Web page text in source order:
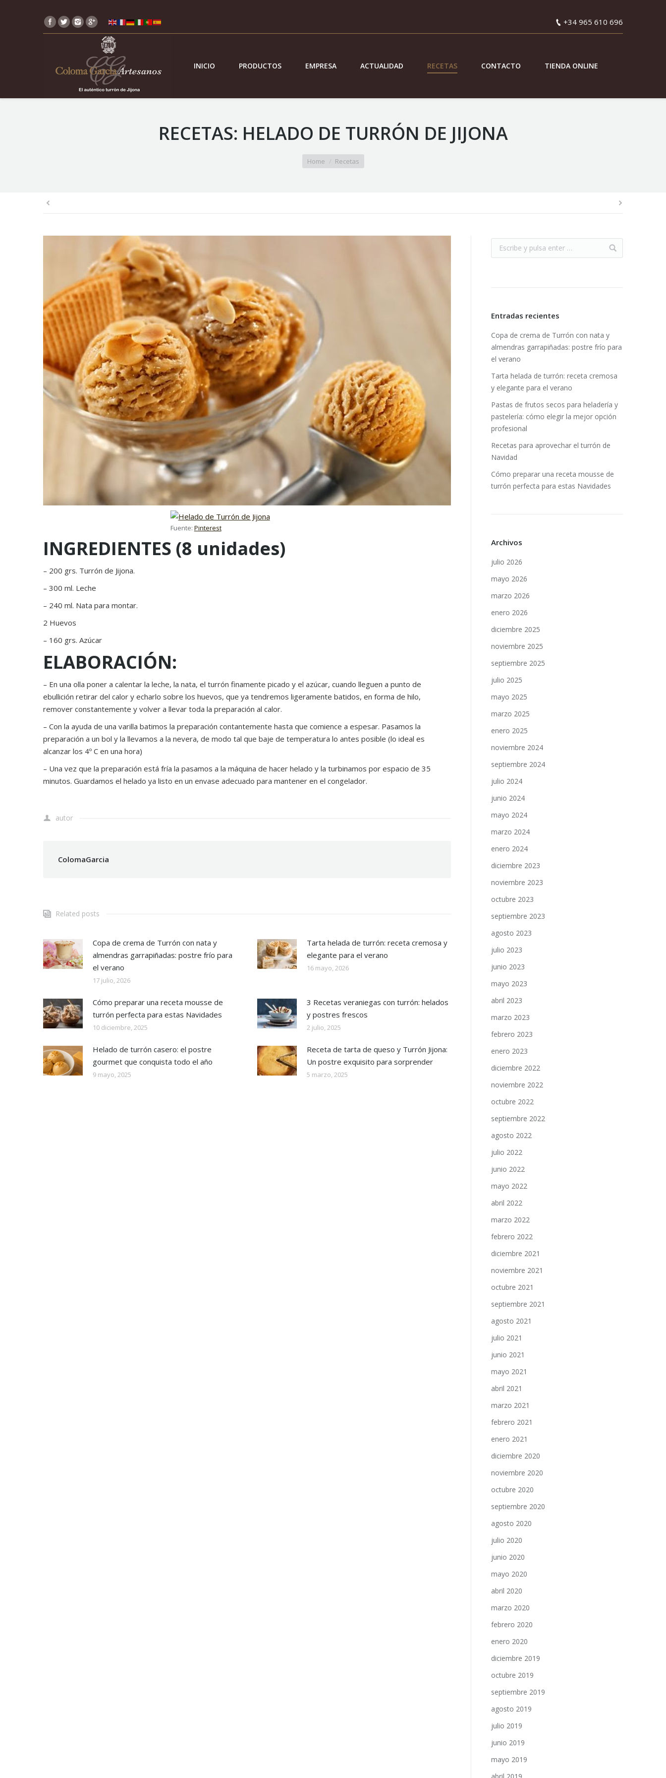
+34 965 610 696
INICIO PRODUCTOS EMPRESA ACTUALIDAD RECETAS CONTACTO TIENDA ONLINE
RECETAS: HELADO DE TURRÓN DE JIJONA
Home Recetas
Fuente: Pinterest
INGREDIENTES (8 unidades)
– 200 grs. Turrón de Jijona.
– 300 ml. Leche
– 240 ml. Nata para montar.
2 Huevos
– 160 grs. Azúcar
ELABORACIÓN:
– En una olla poner a calentar la leche, la nata, el turrón finamente picado y el azúcar, cuando lleguen a punto de
ebullición retirar del calor y echarlo sobre los huevos, que ya tendremos ligeramente batidos, en forma de hilo,
remover constantemente y volver a llevar toda la preparación al calor.
– Con la ayuda de una varilla batimos la preparación contantemente hasta que comience a espesar. Pasamos la
preparación a un bol y la llevamos a la nevera, de modo tal que baje de temperatura lo antes posible (lo ideal es
alcanzar los 4º C en una hora)
– Una vez que la preparación está fría la pasamos a la máquina de hacer helado y la turbinamos por espacio de 35
minutos. Guardamos el helado ya listo en un envase adecuado para mantener en el congelador.
autor
ColomaGarcia
Related posts
Copa de crema de Turrón con nata y
almendras garrapiñadas: postre frío para
el verano
17 julio, 2026
Tarta helada de turrón: receta cremosa y
elegante para el verano
16 mayo, 2026
Cómo preparar una receta mousse de
turrón perfecta para estas Navidades
10 diciembre, 2025
3 Recetas veraniegas con turrón: helados
y postres frescos
2 julio, 2025
Helado de turrón casero: el postre
gourmet que conquista todo el año
9 mayo, 2025
Receta de tarta de queso y Turrón Jijona:
Un postre exquisito para sorprender
5 marzo, 2025
Entradas recientes
Copa de crema de Turrón con nata y
almendras garrapiñadas: postre frío para
el verano
Tarta helada de turrón: receta cremosa
y elegante para el verano
Pastas de frutos secos para heladería y
pastelería: cómo elegir la mejor opción
profesional
Recetas para aprovechar el turrón de
Navidad
Cómo preparar una receta mousse de
turrón perfecta para estas Navidades
Archivos
julio 2026
mayo 2026
marzo 2026
enero 2026
diciembre 2025
noviembre 2025
septiembre 2025
julio 2025
mayo 2025
marzo 2025
enero 2025
noviembre 2024
septiembre 2024
julio 2024
junio 2024
mayo 2024
marzo 2024
enero 2024
diciembre 2023
noviembre 2023
octubre 2023
septiembre 2023
agosto 2023
julio 2023
junio 2023
mayo 2023
abril 2023
marzo 2023
febrero 2023
enero 2023
diciembre 2022
noviembre 2022
octubre 2022
septiembre 2022
agosto 2022
julio 2022
junio 2022
mayo 2022
abril 2022
marzo 2022
febrero 2022
diciembre 2021
noviembre 2021
octubre 2021
septiembre 2021
agosto 2021
julio 2021
junio 2021
mayo 2021
abril 2021
marzo 2021
febrero 2021
enero 2021
diciembre 2020
noviembre 2020
octubre 2020
septiembre 2020
agosto 2020
julio 2020
junio 2020
mayo 2020
abril 2020
marzo 2020
febrero 2020
enero 2020
diciembre 2019
octubre 2019
septiembre 2019
agosto 2019
julio 2019
junio 2019
mayo 2019